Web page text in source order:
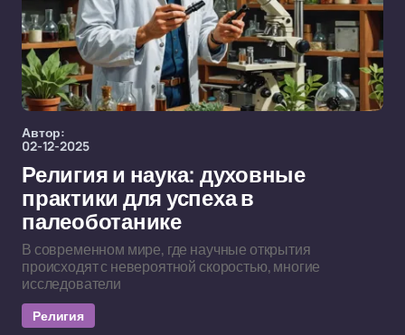
Автор:
02-12-2025
Религия и наука: духовные
практики для успеха в
палеоботанике
В современном мире, где научные открытия
происходят с невероятной скоростью, многие
исследователи
Религия